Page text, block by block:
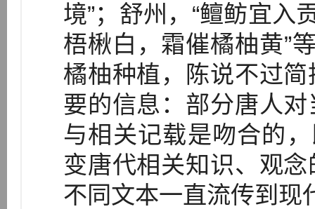
境”；舒州，“鳣鲂宜入
梧楸白，霜催橘柚黄”
橘柚种植，陈说不过
要的信息：部分唐人
与相关记载是吻合的
变唐代相关知识、观
不同文本一直流传到现